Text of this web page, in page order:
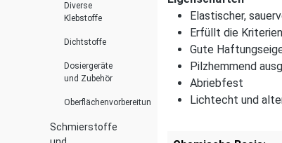
Diverse
Klebstoffe
Dichtstoffe
Dosiergeräte
und Zubehör
Oberflächenvorbereitung
Schmierstoffe
Elastischer,
Erfüllt die
Gute
Pilzhemmend
Abriebfest
Lichtecht und